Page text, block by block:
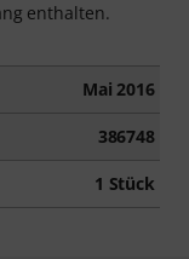
enthalten.
Mai 2016
386748
1 Stück